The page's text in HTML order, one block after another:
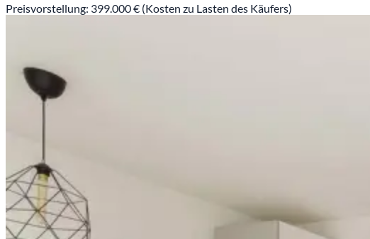
Preisvorstellung: 399.000 € (Kosten zu Lasten des Käufers)